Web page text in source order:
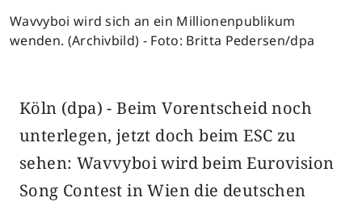
Wavvyboi wird sich an ein Millionenpublikum
wenden. (Archivbild) - Foto: Britta Pedersen/dpa
Köln (dpa) - Beim Vorentscheid noch
unterlegen, jetzt doch beim ESC zu
sehen: Wavvyboi wird beim Eurovision
Song Contest in Wien die deutschen